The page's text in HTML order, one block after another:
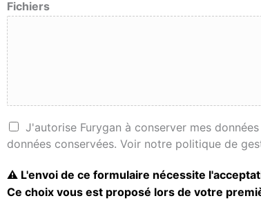
Fichiers
C
o
s
e
n
J'autorise Furygan à conserver mes
données conservées. Voir notre politique de
d
e
m
⚠️ L'envoi de ce formulaire nécessite
Ce choix vous est proposé lors de votre